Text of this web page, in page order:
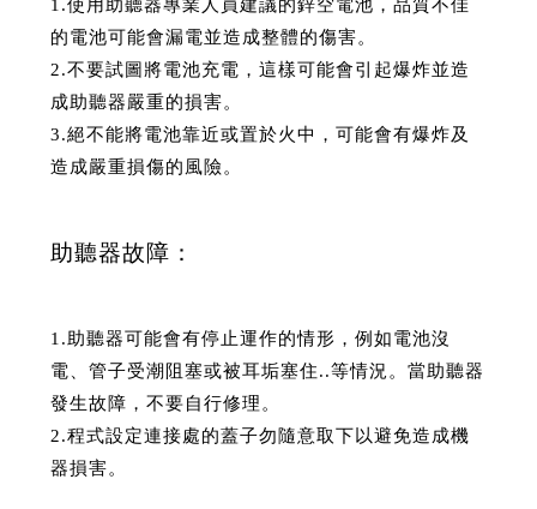
1.使用助聽器專業人員建議的鋅空電池，品質不佳
的電池可能會漏電並造成整體的傷害。
2.不要試圖將電池充電，這樣可能會引起爆炸並造
成助聽器嚴重的損害。
3.絕不能將電池靠近或置於火中，可能會有爆炸及
造成嚴重損傷的風險。
助聽器故障：
1.助聽器可能會有停止運作的情形，例如電池沒
電、管子受潮阻塞或被耳垢塞住..等情況。當助聽器
發生故障，不要自行修理。
2.程式設定連接處的蓋子勿隨意取下以避免造成機
器損害。